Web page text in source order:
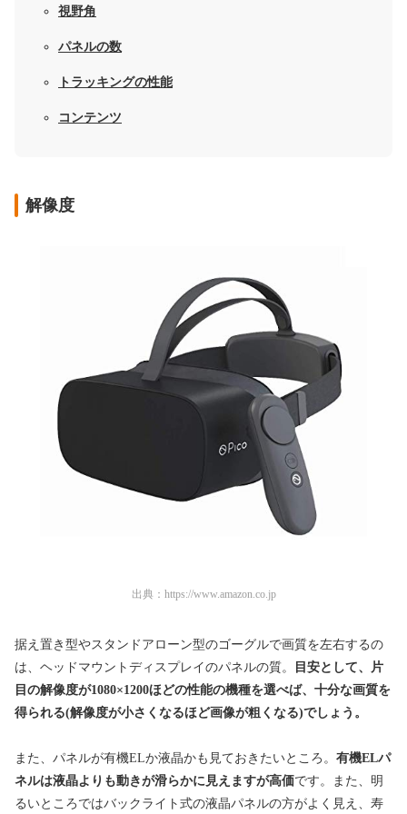
視野角
パネルの数
トラッキングの性能
コンテンツ
解像度
出典： https://www.amazon.co.jp
据え置き型やスタンドアローン型のゴーグルで画質を左右するの
は、ヘッドマウントディスプレイのパネルの質。
目安として、片
目の解像度が1080×1200ほどの性能の機種を選べば、十分な画質を
得られる(解像度が小さくなるほど画像が粗くなる)でしょう。
また、パネルが有機ELか液晶かも見ておきたいところ。 有機ELパ
ネルは液晶よりも動きが滑らかに見えますが高価です。また、明
るいところではバックライト式の液晶パネルの方がよく見え、寿